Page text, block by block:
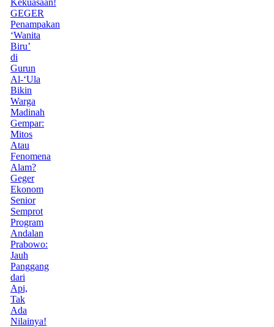
GEGER
Penampakan
‘Wanita
Biru’
di
Gurun
Al-‘Ula
Bikin
Warga
Madinah
Gempar:
Mitos
Atau
Fenomena
Alam?
Geger
Ekonom
Senior
Semprot
Program
Andalan
Prabowo:
Jauh
Panggang
dari
Api,
Tak
Ada
Nilainya!